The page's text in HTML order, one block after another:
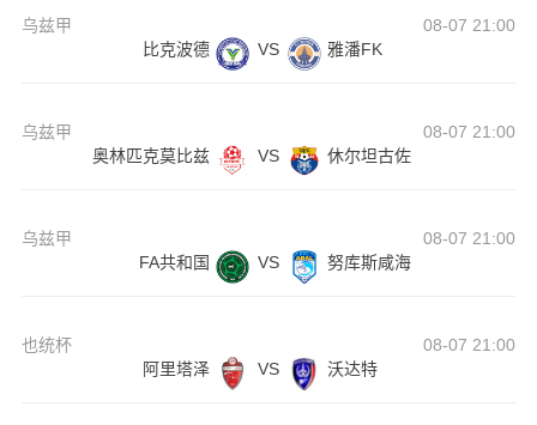
乌兹甲
08-07 21:00
比克波德
VS 雅潘FK
乌兹甲
08-07 21:00
奥林匹克莫比兹
VS 休尔坦古佐
乌兹甲
08-07 21:00
FA共和国
VS 努库斯咸海
也统杯
08-07 21:00
阿里塔泽
VS 沃达特